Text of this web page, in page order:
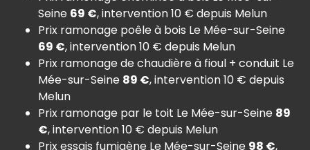
Seine 69 €, intervention 10 € depuis Melun
Prix ramonage poêle à bois Le Mée-sur-Seine
69 €, intervention 10 € depuis Melun
Prix ramonage de chaudière à fioul + conduit Le
Mée-sur-Seine 89 €, intervention 10 € depuis
Melun
Prix ramonage par le toit Le Mée-sur-Seine 89
€, intervention 10 € depuis Melun
Prix essais fumigène Le Mée-sur-Seine 98 €,